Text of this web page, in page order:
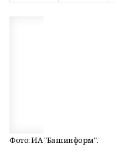
Фото: ИА "Башинформ".